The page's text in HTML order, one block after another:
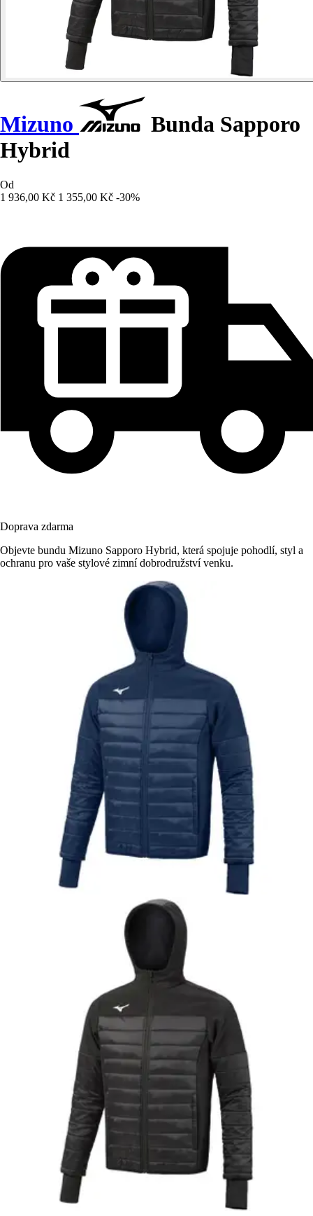
Mizuno
Bunda Sapporo
Hybrid
Od
1 936,00 Kč 1 355,00 Kč -30%
Doprava zdarma
Objevte bundu Mizuno Sapporo Hybrid, která spojuje pohodlí, styl a
ochranu pro vaše stylové zimní dobrodružství venku.